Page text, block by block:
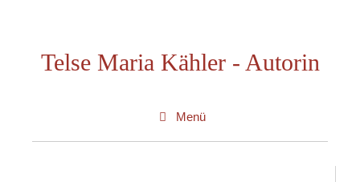
springenTelse Maria Kähler - Autorin
Menü